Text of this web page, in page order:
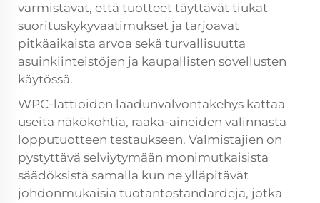
varmistavat, että tuotteet täyttävät tiukat
suorituskykyvaatimukset ja tarjoavat
pitkäaikaista arvoa sekä turvallisuutta
asuinkiinteistöjen ja kaupallisten sovellusten
käytössä.
WPC-lattioiden laadunvalvontakehys kattaa
useita näkökohtia, raaka-aineiden valinnasta
lopputuotteen testaukseen. Valmistajien on
pystyttävä selviytymään monimutkaisista
säädöksistä samalla kun ne ylläpitävät
johdonmukaisia tuotantostandardeja, jotka